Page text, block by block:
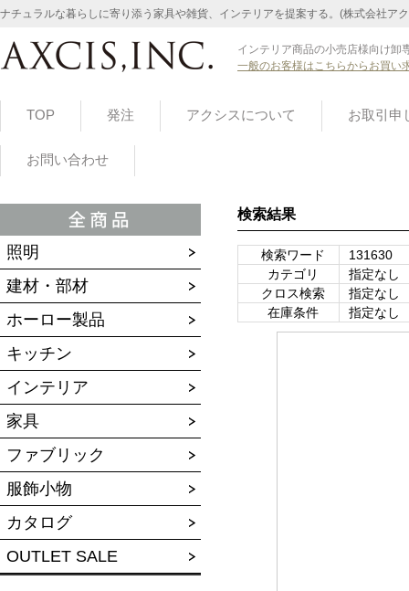
ナチュラルな暮らしに寄り添う家具や雑貨、インテリアを提案する。(株式会社ア
インテリア商品の小売店様向け卸
一般のお客様はこちらからお買い
TOP 発注 アクシスについて お取引申
お問い合わせ
照明
建材・部材
ホーロー製品
キッチン
インテリア
家具
ファブリック
服飾小物
カタログ
OUTLET SALE
検索結果
検索ワード
131630
カテゴリ
指定なし
クロス検索
指定なし
在庫条件
指定なし